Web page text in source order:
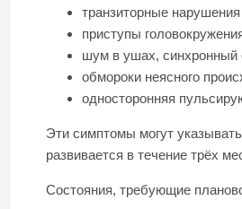
транзиторные
приступы
шум в ушах, синхронный
обмороки неясного
односторонняя
Эти симптомы могут
развивается в течение трёх
Состояния, требующие